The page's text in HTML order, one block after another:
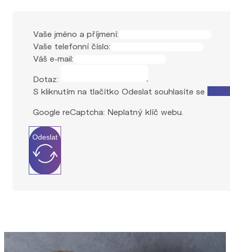
Vaše jméno a příjmení:
Vaše telefonní číslo:
Váš e-mail:
Dotaz:
S kliknutím na tlačítko Odeslat souhlasíte se
Google reCaptcha: Neplatný klíč webu.
Odeslat